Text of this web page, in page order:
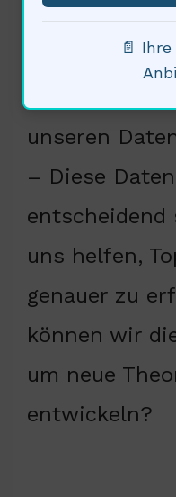
erweitern wir
das
unseren
– Diese
entscheidend
uns helfen,
genauer zu
können wir
um neue
entwickeln?
📄